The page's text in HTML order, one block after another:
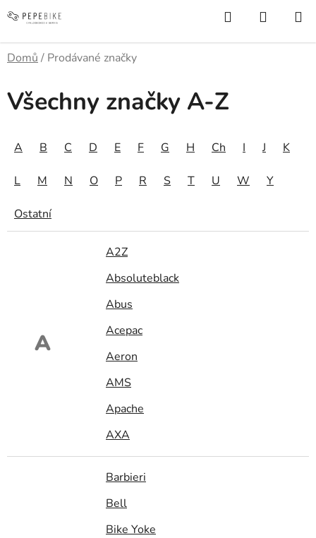
na
Hledat
KOŠÍK
Domů / Prodávané značky
Všechny značky A-Z
A B C D E F G H Ch I J K
L M N O P R S T U W Y
Ostatní
A
A2Z
Absoluteblack
Abus
Acepac
Aeron
AMS
Apache
AXA
Barbieri
Bell
Bike Yoke